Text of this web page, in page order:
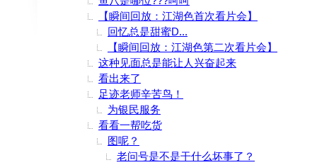
【瞬间回放：江湖色首次看片会】
回忆总是甜蜜D...
【瞬间回放：江湖色第二次看片会】
这种见面总是能让人兴奋起来
看出来了
足迹老师辛苦鸟！
为银民服务
看看一帮吃货
图呢？
老问号是不是干什么坏事了？